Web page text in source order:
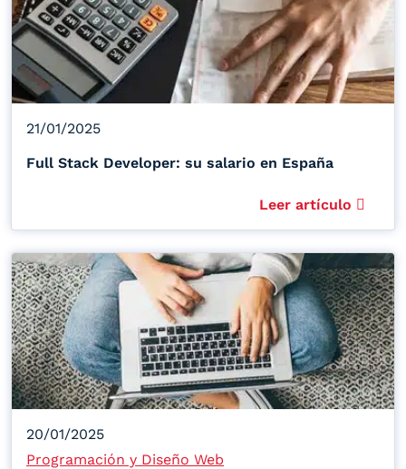
21/01/2025
Full Stack Developer: su salario en España
Leer artículo
20/01/2025
Programación y Diseño Web